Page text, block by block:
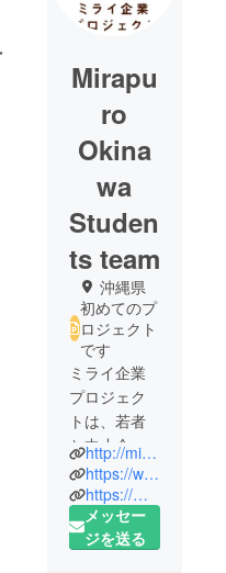
Mirapu
ro
Okina
wa
Studen
ts team
沖縄県
初めてのプ
ロジェクト
です
ミライ企業
プロジェク
トは、若者
と中小企業
のミライが
共に広がる
プラット
フォームを
http://miraikigyouzukan.jp/
https://www.instagram.com/miraikigyou.p/
https://m.facebook.com/miraprooki/
メッセー
ジを送る